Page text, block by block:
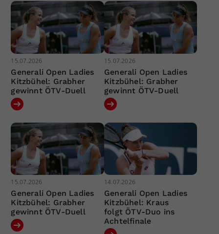
15.07.2026
Generali Open Ladies
Kitzbühel: Grabher
gewinnt ÖTV-Duell
15.07.2026
Generali Open Ladies
Kitzbühel: Grabher
gewinnt ÖTV-Duell
15.07.2026
Generali Open Ladies
Kitzbühel: Grabher
gewinnt ÖTV-Duell
14.07.2026
Generali Open Ladies
Kitzbühel: Kraus
folgt ÖTV-Duo ins
Achtelfinale